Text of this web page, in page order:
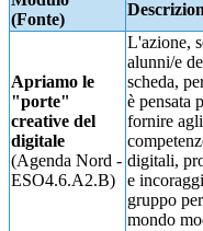
(Fonte)
Apriamo le
"porte"
creative del
digitale
(Agenda Nord -
ESO4.6.A2.B)
L'azione,
alunni/e
scheda,
è pensata
fornire
digitali,
e
gruppo
mondo